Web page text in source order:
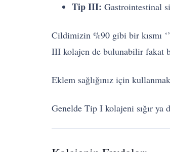
Tip III: Gastrointestinal
Cildimizin %90 gibi bir kısmı
III kolajen de bulunabilir fakat
Eklem sağlığınız için
Genelde Tip I kolajeni sığır